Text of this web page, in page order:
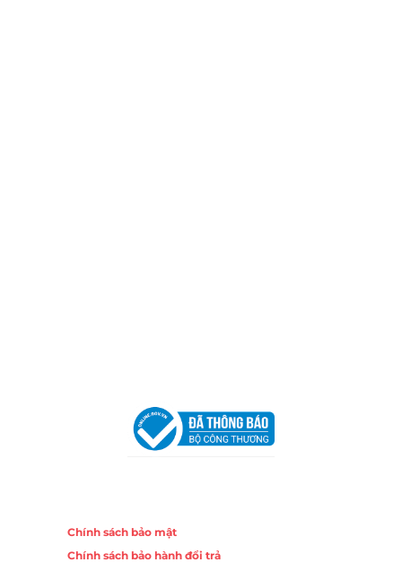
Chính sách bảo mật
Chính sách bảo hành đổi trả